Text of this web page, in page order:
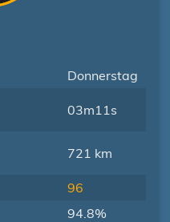
Donnerstag
03m11s
721 km
96
94.8%